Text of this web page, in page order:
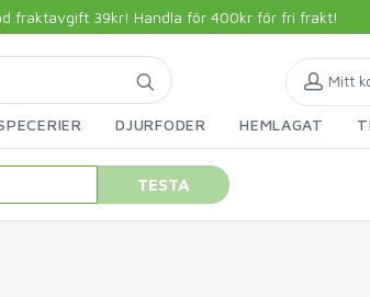
fraktavgift 39kr! Handla för 400kr för fri frakt!
DJURFODER HEMLAGAT
Mitt
TESTA